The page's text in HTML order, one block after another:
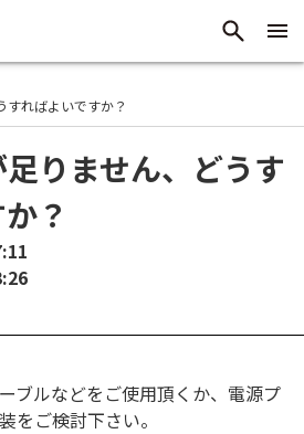
すればよいですか？
りません、どうす
？
ブルなどをご使用頂くか、電源プ
をご検討下さい。